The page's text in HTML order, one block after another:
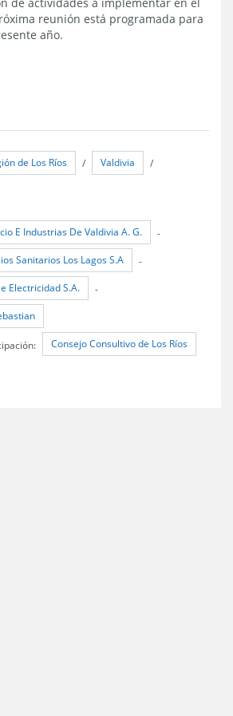
reunión está programada para
año.
de Los Ríos / Valdivia /
E Industrias De Valdivia A. G. -
Sanitarios Los Lagos S.A -
Electricidad S.A. -
Consejo Consultivo de Los Ríos